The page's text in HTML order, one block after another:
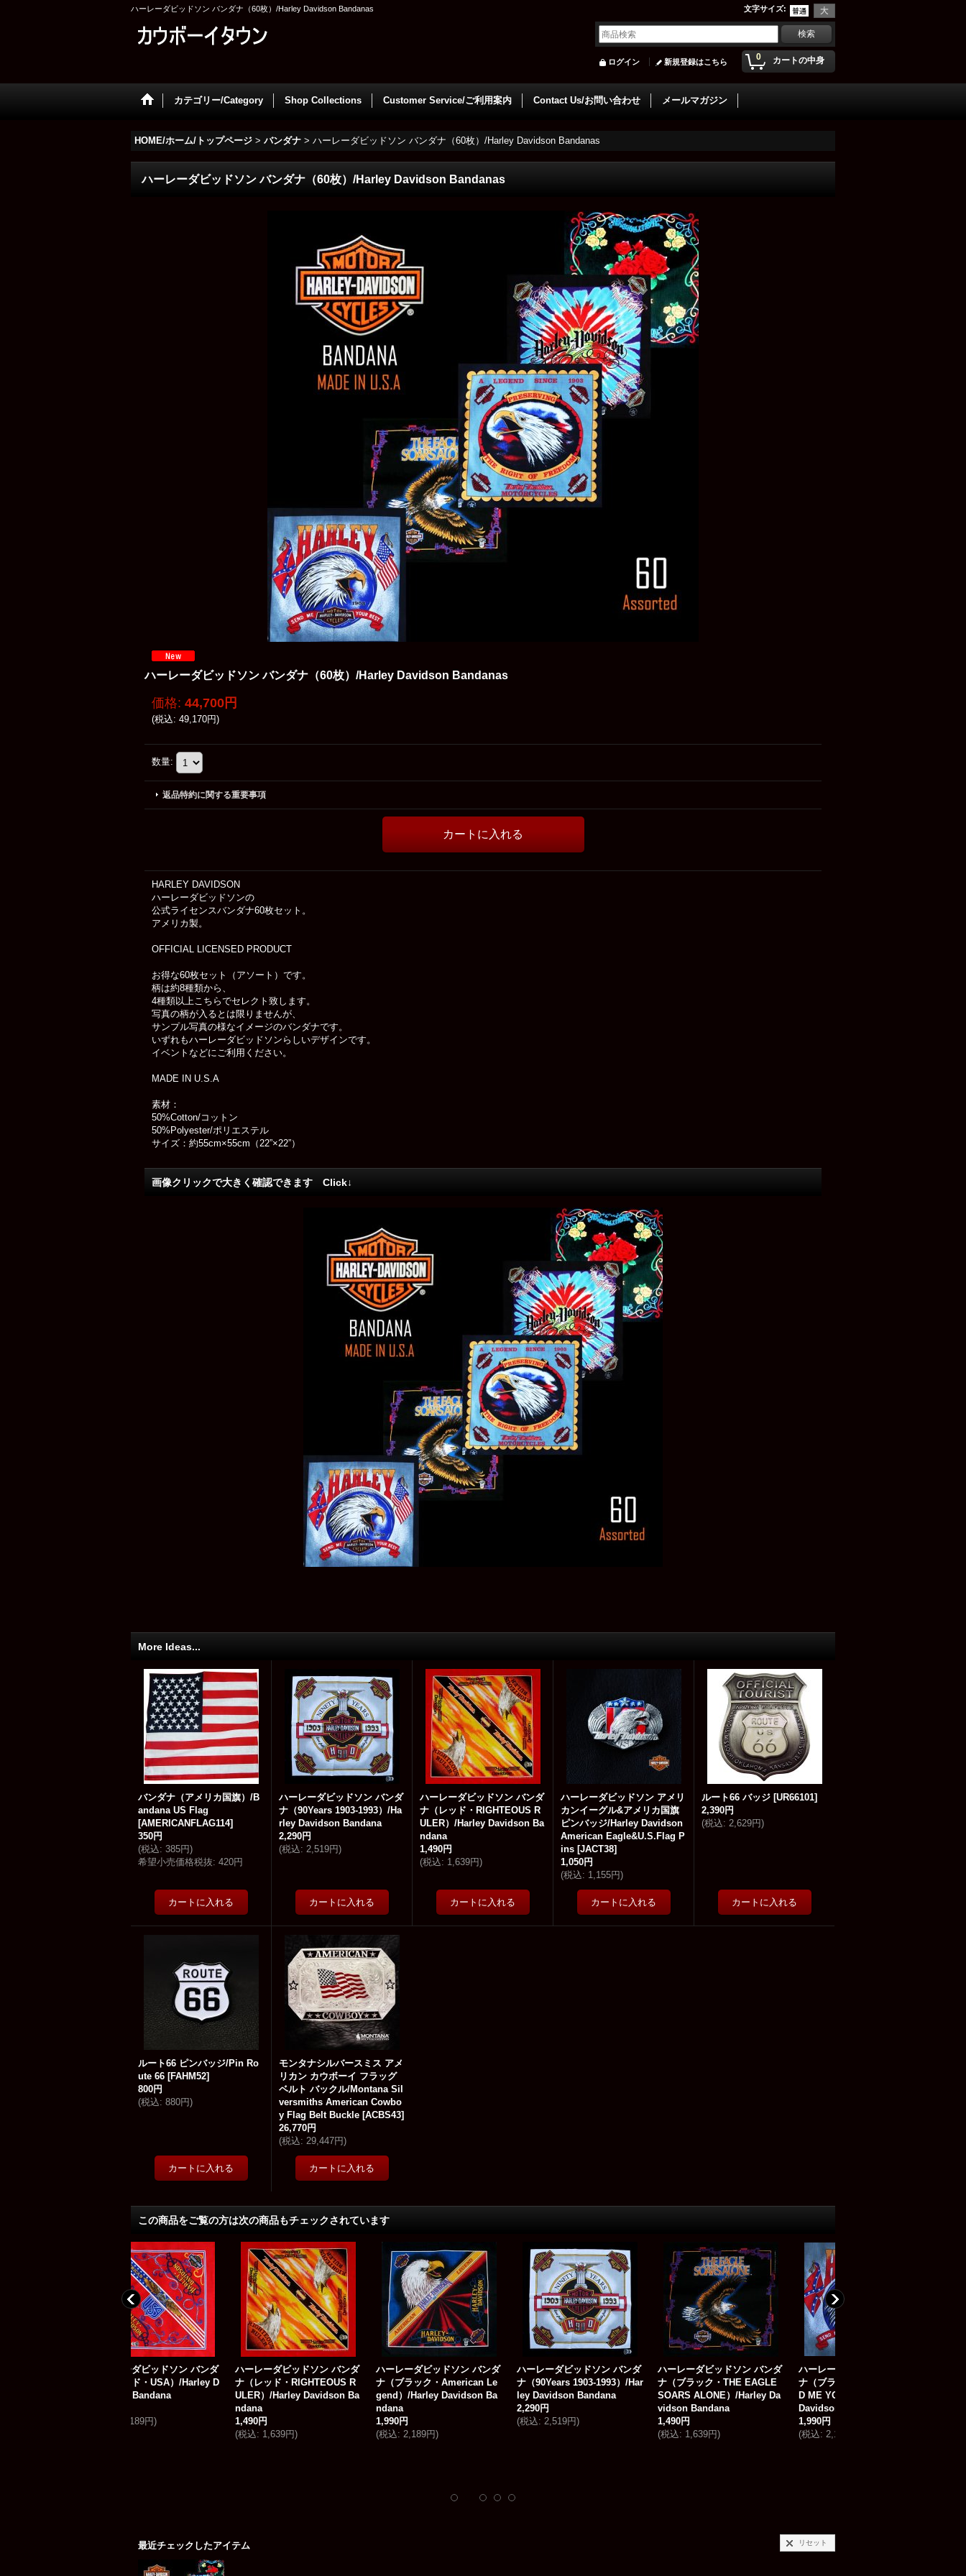
ハーレーダビッドソン バンダナ（60枚）/Harley Davidson Bandanas 文字サイズ:
0 カートの中身
ログイン 新規登録はこちら
カテゴリー/Category Shop Collections Customer Service/ご利用案内 Contact Us/お問い合わせ メールマガジン
HOME/ホーム/トップページ > バンダナ > ハーレーダビッドソン バンダナ（60枚）/Harley Davidson Bandanas
ハーレーダビッドソン バンダナ（60枚）/Harley Davidson Bandanas
ハーレーダビッドソン バンダナ（60枚）/Harley Davidson Bandanas
価格: 44,700円
(税込: 49,170円)
数量:
返品特約に関する重要事項
HARLEY DAVIDSON
ハーレーダビッドソンの
公式ライセンスバンダナ60枚セット。
アメリカ製。
OFFICIAL LICENSED PRODUCT
お得な60枚セット（アソート）です。
柄は約8種類から、
4種類以上こちらでセレクト致します。
写真の柄が入るとは限りませんが、
サンプル写真の様なイメージのバンダナです。
いずれもハーレーダビッドソンらしいデザインです。
イベントなどにご利用ください。
MADE IN U.S.A
素材：
50%Cotton/コットン
50%Polyester/ポリエステル
サイズ：約55cm×55cm（22”×22”）
画像クリックで大きく確認できます Click↓
More Ideas...
バンダナ（アメリカ国旗）/B
andana US Flag
[AMERICANFLAG114]
350円
(税込: 385円)
希望小売価格税抜: 420円
ハーレーダビッドソン バンダ
ナ（90Years 1903-1993）/Ha
rley Davidson Bandana
2,290円
(税込: 2,519円)
ハーレーダビッドソン バンダ
ナ（レッド・RIGHTEOUS R
ULER）/Harley Davidson Ba
ndana
1,490円
(税込: 1,639円)
ハーレーダビッドソン アメリ
カンイーグル&アメリカ国旗
ピンバッジ/Harley Davidson
American Eagle&U.S.Flag P
ins [JACT38]
1,050円
(税込: 1,155円)
ルート66 バッジ [UR66101]
2,390円
(税込: 2,629円)
ルート66 ピンバッジ/Pin Ro
ute 66 [FAHM52]
800円
(税込: 880円)
モンタナシルバースミス アメ
リカン カウボーイ フラッグ
ベルト バックル/Montana Sil
versmiths American Cowbo
y Flag Belt Buckle [ACBS43]
26,770円
(税込: 29,447円)
この商品をご覧の方は次の商品もチェックされています
ハーレーダビッドソン バンダ
ナ（レッド・RIGHTEOUS R
ULER）/Harley Davidson Ba
1,490円
ハーレーダビッドソン バンダ
ナ（ブラック・American Le
gend）/Harley Davidson Ba
(税込
ハーレーダビッドソン バンダ
ナ（90Years 1903-1993）/Har
ley Davidson Bandana
ハーレーダビッドソン バンダ
ナ（ブラック・THE EAGLE
SOARS ALONE）/Harley Da
1,490円
ハーレーダビッドソン バンダ
ナ（ブラック・イーグル SEN
D ME YOUR BEST）/Harley
Davidson Bandana
(税込
最近チェックしたアイテム リセット